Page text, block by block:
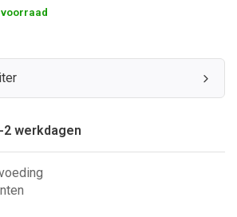
voorraad
2 werkdagen